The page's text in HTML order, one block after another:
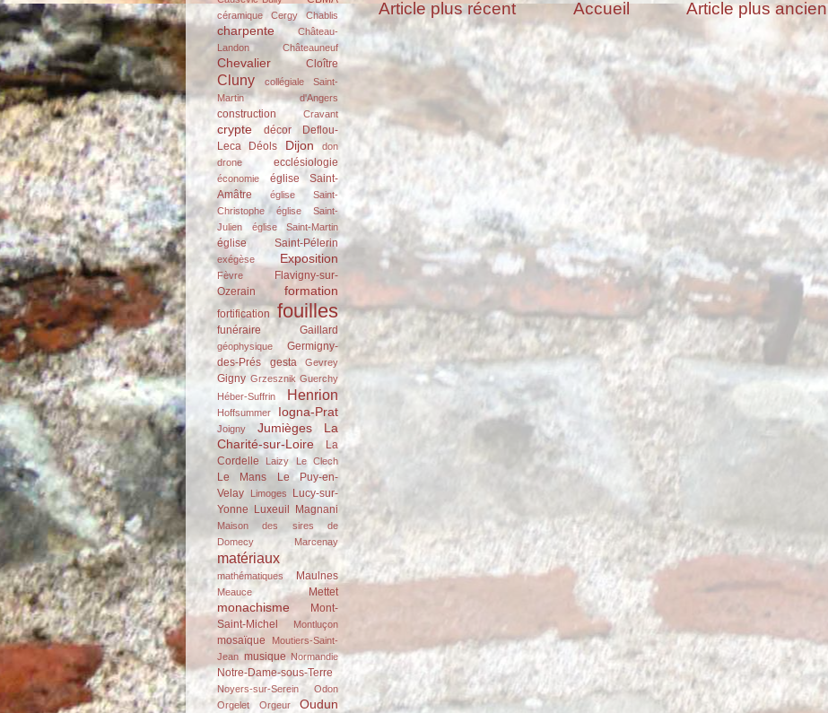
Article plus récent Article plus ancien
Accueil
céramique Cergy Chablis
charpente
Château-
Landon
Châteauneuf
Chevalier Cloître
Cluny
collégiale Saint-
Martin d'Angers
construction Cravant
crypte décor
Deflou-
Leca
Déols Dijon
don
drone
ecclésiologie
économie
église Saint-
Amâtre
église Saint-
Christophe
église Saint-
Julien
église Saint-Martin
église Saint-Pélerin
exégèse Exposition
Fèvre
Flavigny-sur-
Ozerain
formation
fortification fouilles
funéraire Gaillard
géophysique
Germigny-
des-Prés
gesta Gevrey
Gigny Grzesznik Guerchy
Héber-Suffrin
Henrion
Hoffsummer Iogna-Prat
Joigny Jumièges
La
Charité-sur-Loire
La
Cordelle
Laizy Le Clech
Le Mans
Le Puy-en-
Velay
Limoges
Lucy-sur-
Yonne Luxeuil Magnani
Maison des sires de
Domecy
Marcenay
matériaux
mathématiques Maulnes
Meauce Mettet
monachisme
Mont-
Saint-Michel
Montluçon
mosaïque
Moutiers-Saint-
Jean musique Normandie
Notre-Dame-sous-Terre
Noyers-sur-Serein
Odon
Orgelet
Orgeur Oudun